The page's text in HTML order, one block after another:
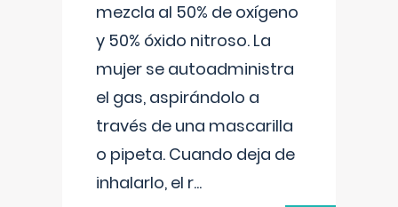
mezcla al 50% de oxígeno
y 50% óxido nitroso. La
mujer se autoadministra
el gas, aspirándolo a
través de una mascarilla
o pipeta. Cuando deja de
inhalarlo, el r...